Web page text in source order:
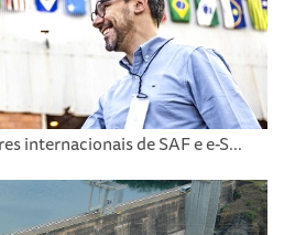
internacionais de SAF e e-S...